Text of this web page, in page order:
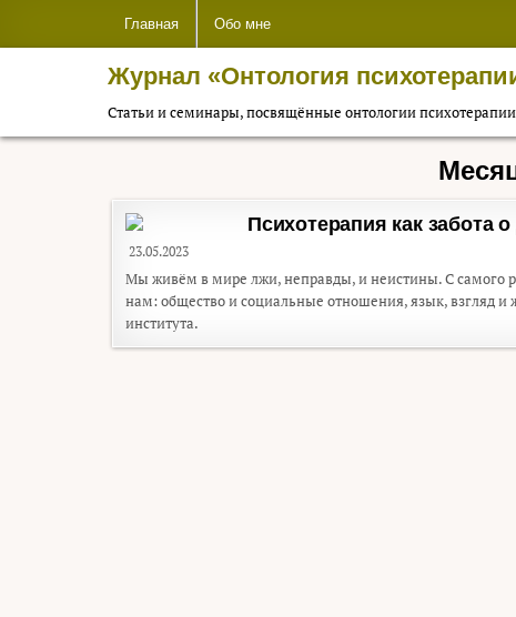
Главная Обо мне
Журнал «Онтология
Статьи и семинары, посвящённые онтологии
Психотерапия как забота
23.05.2023
Мы живём в мире лжи, неправды, и неистины. С самого
нам: общество и социальные отношения, язык, взгляд
института.